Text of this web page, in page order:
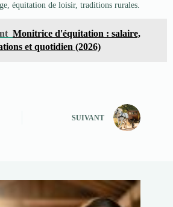
équitation de loisir, traditions rurales.
Monitrice d'équitation : salaire,
et quotidien (2026)
SUIVANT